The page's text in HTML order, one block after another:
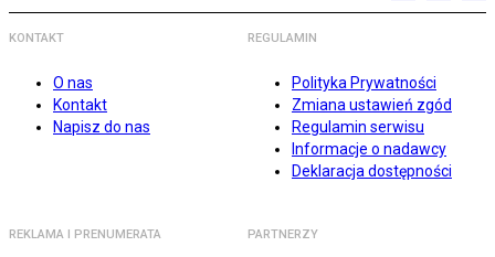
KONTAKT
O nas
Kontakt
Napisz do nas
REGULAMIN
Polityka Prywatności
Zmiana ustawień zgód
Regulamin serwisu
Informacje o nadawcy
Deklaracja dostępności
REKLAMA I PRENUMERATA PARTNERZY